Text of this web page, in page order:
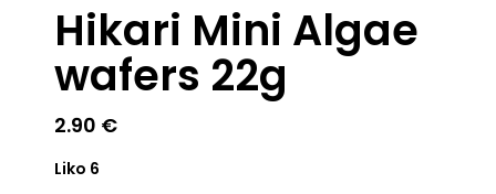
Hikari Mini Algae
wafers 22g
2.90 €
Liko 6